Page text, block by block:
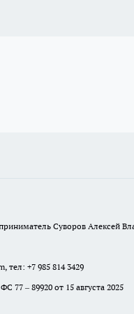
Суворов Алексей
, тел: +7 985 814 3429
77 – 89920 от 15 августа 2025